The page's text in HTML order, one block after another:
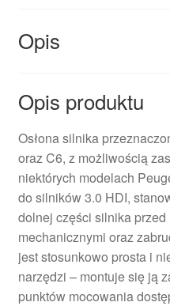
Opis
Opis produktu
Osłona silnika
oraz C6, z możliwością
niektórych modelach
do silników 3.0 HDI,
dolnej części silnika
mechanicznymi oraz
jest stosunkowo prosta i
narzędzi – montuje się ją
punktów mocowania